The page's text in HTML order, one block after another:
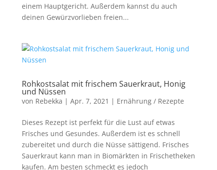
einem Hauptgericht. Außerdem kannst du auch
deinen Gewürzvorlieben freien...
Rohkostsalat mit frischem Sauerkraut, Honig
und Nüssen
von Rebekka | Apr. 7, 2021 | Ernährung / Rezepte
Dieses Rezept ist perfekt für die Lust auf etwas
Frisches und Gesundes. Außerdem ist es schnell
zubereitet und durch die Nüsse sättigend. Frisches
Sauerkraut kann man in Biomärkten in Frischetheken
kaufen. Am besten schmeckt es jedoch